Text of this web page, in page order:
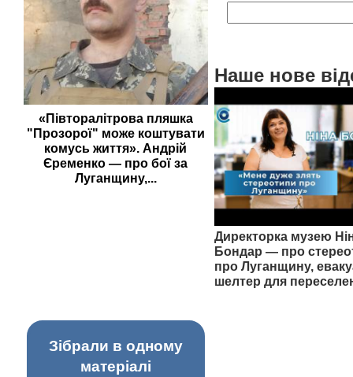
«Півторалітрова пляшка
"Прозорої" може коштувати
комусь життя». Андрій
Єременко — про бої за
Луганщину,...
Наше нове
Директорка музею
Бондар — про
про Луганщину,
шелтер для
Зібрали в одному
матеріалі